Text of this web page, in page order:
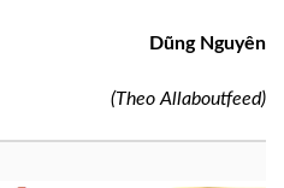
Dũng Nguyên
(Theo Allaboutfeed)